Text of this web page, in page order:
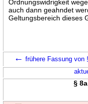
Ordnungswidrigkeit
auch dann geahndet
Geltungsbereich dieses
← frühere Fassung von
§